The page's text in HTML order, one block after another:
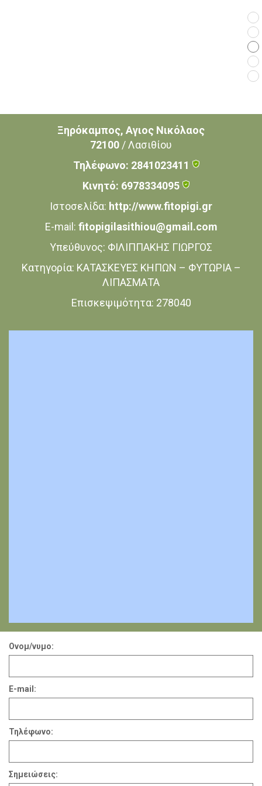
Ξηρόκαμπος, Αγιος Νικόλαος
72100 / Λασιθίου
Τηλέφωνο: 2841023411
Κινητό: 6978334095
Ιστοσελίδα: http://www.fitopigi.gr
E-mail: fitopigilasithiou@gmail.com
Υπεύθυνος: ΦΙΛΙΠΠΑΚΗΣ ΓΙΩΡΓΟΣ
Κατηγορία: ΚΑΤΑΣΚΕΥΕΣ ΚΗΠΩΝ – ΦΥΤΩΡΙΑ –
ΛΙΠΑΣΜΑΤΑ
Επισκεψιμότητα: 278040
Ονομ/νυμο:
E-mail:
Τηλέφωνο:
Σημειώσεις: